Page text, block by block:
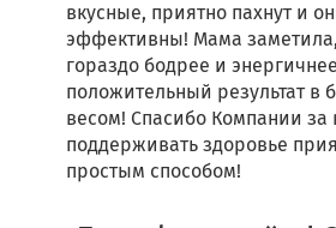
вкусные, приятно пахнут и
эффективны! Мама заметила,
гораздо бодрее и
положительный результат в
весом! Спасибо Компании за
поддерживать здоровье
простым способом!